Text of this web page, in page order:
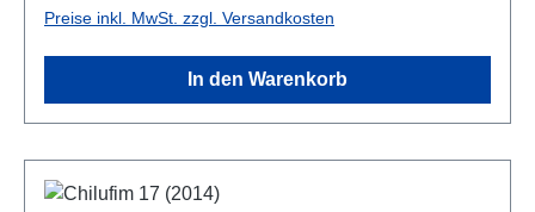
Preise inkl. MwSt. zzgl. Versandkosten
In den Warenkorb